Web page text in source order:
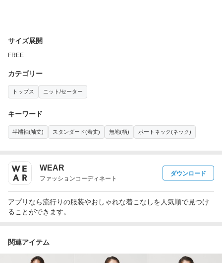
サイズ展開
FREE
カテゴリー
トップス ニット/セーター
キーワード
半端袖(袖丈) スタンダード(着丈) 無地(柄) ボートネック(ネック)
WEAR
ファッションコーディネート
ダウンロード
アプリなら流行りの服装やおしゃれな着こなしを人気順で見つけ
ることができます。
関連アイテム